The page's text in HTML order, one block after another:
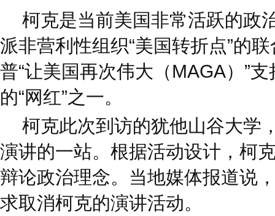
柯克是当前美国非常活跃的政
派非营利性组织“美国转折点”的
普“让美国再次伟大（MAGA）”
的“网红”之一。
柯克此次到访的犹他山谷大学
演讲的一站。根据活动设计，柯
辩论政治理念。当地媒体报道说
求取消柯克的演讲活动。